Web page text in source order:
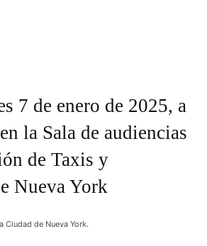
7 de enero de 2025, a
la Sala de audiencias
de Taxis y
Nueva York
Ciudad de Nueva York.